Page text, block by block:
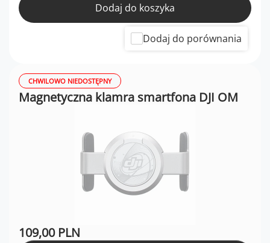
Dodaj do koszyka
Dodaj do porównania
CHWILOWO NIEDOSTĘPNY
Magnetyczna klamra smartfona DJI OM
109,00 PLN